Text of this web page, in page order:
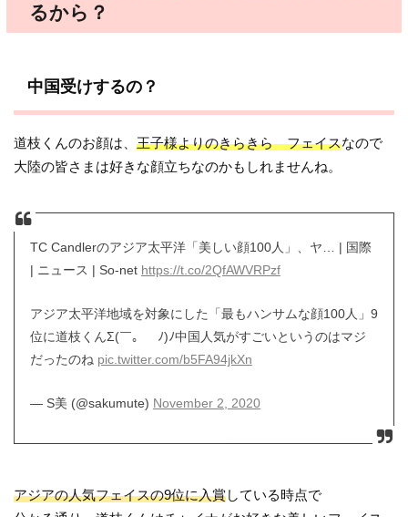
るから？
中国受けするの？
道枝くんのお顔は、王子様よりのきらきら フェイスなので
大陸の皆さまは好きな顔立ちなのかもしれませんね。
TC Candlerのアジア太平洋「美しい顔100人」、ヤ… | 国際
| ニュース | So-net https://t.co/2QfAWVRPzf
アジア太平洋地域を対象にした「最もハンサムな顔100人」9
位に道枝くんΣ(￣。￣ﾉ)ﾉ中国人気がすごいというのはマジ
だったのね pic.twitter.com/b5FA94jkXn
— S美 (@sakumute) November 2, 2020
アジアの人気フェイスの9位に入賞している時点で